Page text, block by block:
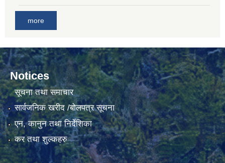
more
Notices
सूचना तथा समाचार
सार्वजनिक खरीद /बोलपत्र सूचना
एन, कानुन तथा निर्देशिका
कर तथा शुल्कहरु